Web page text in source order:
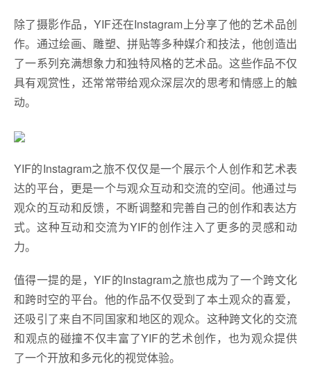
除了摄影作品，YIF还在Instagram上分享了他的艺术品创
作。通过绘画、雕塑、拼贴等多种媒介和技法，他创造出
了一系列充满想象力和独特风格的艺术品。这些作品不仅
具有观赏性，还常常带给观众深层次的思考和情感上的触
动。
YIF的Instagram之旅不仅仅是一个展示个人创作和艺术表
达的平台，更是一个与观众互动和交流的空间。他通过与
观众的互动和反馈，不断调整和完善自己的创作和表达方
式。这种互动和交流为YIF的创作注入了更多的灵感和动
力。
值得一提的是，YIF的Instagram之旅也成为了一个跨文化
和跨时空的平台。他的作品不仅受到了本土观众的喜爱，
还吸引了来自不同国家和地区的观众。这种跨文化的交流
和观点的碰撞不仅丰富了YIF的艺术创作，也为观众提供
了一个开放和多元化的视觉体验。